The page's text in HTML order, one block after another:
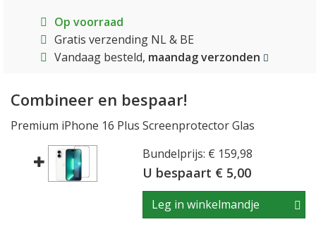
Op voorraad
Gratis verzending NL & BE
Vandaag besteld, maandag verzonden
Combineer en bespaar!
Premium iPhone 16 Plus Screenprotector Glas
Bundelprijs: € 159,98
U bespaart € 5,00
Leg in winkelmandje